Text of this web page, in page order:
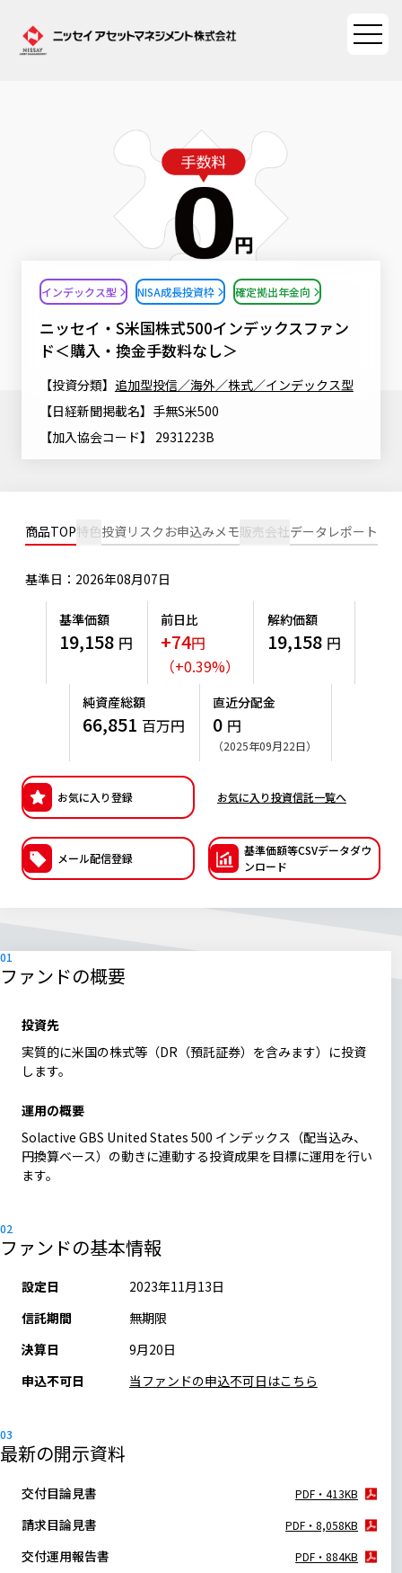
ファンド情報
基準価額一覧
ファンド比較
決算カレンダー
海外休日カレンダー
投資信託新商品のご案内
投資信託償還商品のご案内
有価証券届出書の効力の発生の有無について
こだわりのインデックスファンド 購入・換金手数料なしシ
確定拠出年金について
確定拠出年金での商品の選び方について
マーケット情報
マーケット情報TOP
マーケット指数
マーケットレポート
大関 洋の「十字路」
ファンドレポート
資産形成ポータル
資産形成ポータルTOP
資産形成サービス
Nダイレクト
Goal Navi
NAMシティ
投資の教室
サステナビリティ
サステナビリティTOP
サステナビリティ経営
SDGsとは？
ニッセイアセットの重要課題
サステナビリティへの取り組み
サステナビリティレポート
日本版スチュワードシップ・コードへの対応
国内株式議決権行使の方針と判断基準
サステナビリティレポート等
ニッセイアセットについて
ニッセイアセットについてTOP
受賞歴
方針・その他開示情報
採用情報
公式キャラクターのご紹介
最新情報
ニッセイ・S米国株式500インデックスファン
ド＜購入・換金手数料なし＞
インデックス型 NISA成長投資枠 確定拠出年金向
【投資分類】 追加型投信／海外／株式／インデックス型
【日経新聞掲載名】手無S米500
【加入協会コード】 2931223B
商品TOP特色投資リスク お申込みメモ販売会社データ レポート
基準日：2026年08月07日
基準価額
19,158 円
前日比
+74円
（+0.39%）
解約価額
19,158 円
純資産総額
66,851 百万円
直近分配金
0 円
（2025年09月22日）
お気に入り登録 お気に入り投資信託一覧へ
メール配信登録
基準価額等CSVデータダウ
ンロード
ファンドの概要
投資先
実質的に米国の株式等（DR（預託証券）を含みます）に投資
します。
運用の概要
Solactive GBS United States 500 インデックス（配当込み、
円換算ベース）の動きに連動する投資成果を目標に運用を行い
ます。
ファンドの基本情報
設定日
2023年11月13日
信託期間
無期限
決算日
9月20日
申込不可日
当ファンドの申込不可日はこちら
最新の開示資料
交付目論見書 PDF・413KB
請求目論見書 PDF・8,058KB
交付運用報告書 PDF・884KB